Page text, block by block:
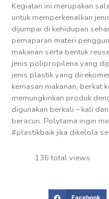
Kegiatan ini merupakan
untuk memperkenalkan
dijumpai di kehidupan
pemaparan materi
makanan serta bentuk
jenis polipropilena yang
jenis plastik yang
kemasan makanan, berkat
memungkinkan produk
digunakan berkali – kali
beracun. Polytama ingin
#plastikbaik jika dikelola
136 total views